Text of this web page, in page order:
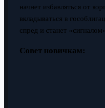
начнет избавляться от
вкладываться в
спред и станет
Совет новичкам: